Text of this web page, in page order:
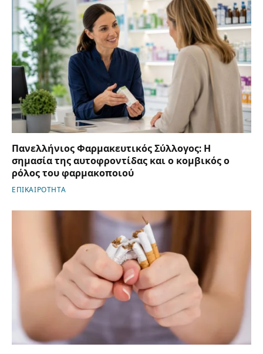
Πανελλήνιος Φαρμακευτικός Σύλλογος: Η
σημασία της αυτοφροντίδας και ο κομβικός ο
ρόλος του φαρμακοποιού
ΕΠΙΚΑΙΡΟΤΗΤΑ